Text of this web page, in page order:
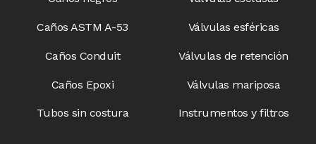
Caños ASTM A-53
Caños Conduit
Caños Epoxi
Tubos sin costura
Válvulas esféricas
Válvulas de retención
Válvulas mariposa
Instrumentos y filtros